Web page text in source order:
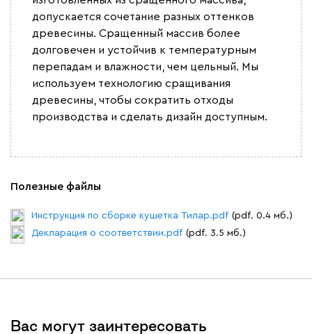
Бежевый Графит Молочный Серый
Дарте
Графит
допускается сочетание разных оттенков
древесины. Сращенный массив более
долговечен и устойчив к температурным
перепадам и влажности, чем цельный. Мы
используем технологию сращивания
древесины, чтобы сократить отходы
производства и сделать дизайн доступным.
Полезные файлы
Инструкция по сборке кушетка Тилар.pdf (pdf. 0.4 мб.)
Декларация о соответствии.pdf (pdf. 3.5 мб.)
Вас могут заинтересовать